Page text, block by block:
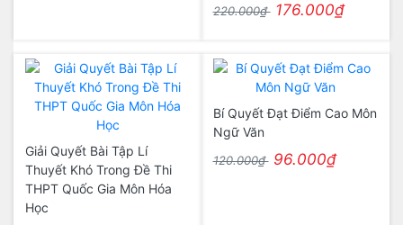
220.000₫ 176.000₫
Giải Quyết Bài Tập Lí
Thuyết Khó Trong Đề Thi
THPT Quốc Gia Môn Hóa
Học
Bí Quyết Đạt Điểm Cao Môn
Ngữ Văn
120.000₫ 96.000₫